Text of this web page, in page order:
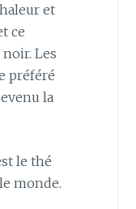
et
ce
Les
préféré
la
le thé
monde.